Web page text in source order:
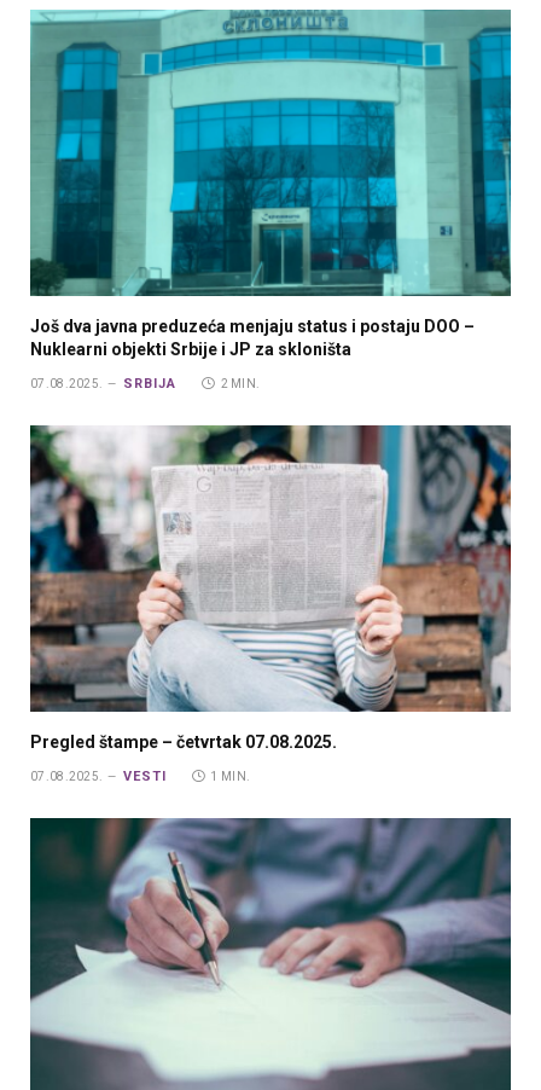
Još dva javna preduzeća menjaju status i postaju DOO –
Nuklearni objekti Srbije i JP za skloništa
07.08.2025. SRBIJA 2 MIN.
Pregled štampe – četvrtak 07.08.2025.
07.08.2025. VESTI 1 MIN.